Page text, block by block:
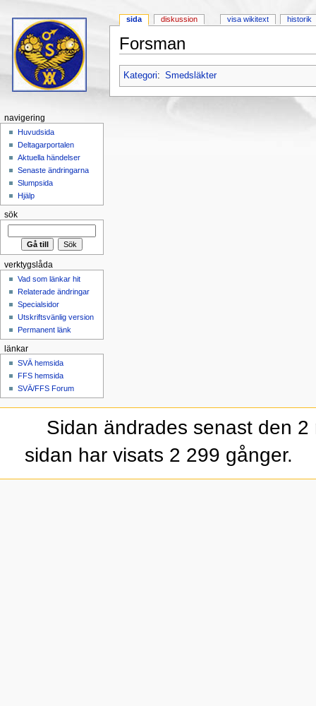
Forsman
Kategori: Smedsläkter
sida diskussion visa wikitext historik
navigering
Huvudsida
Deltagarportalen
Aktuella händelser
Senaste ändringarna
Slumpsida
Hjälp
sök
verktygslåda
Vad som länkar hit
Relaterade ändringar
Specialsidor
Utskriftsvänlig version
Permanent länk
länkar
SVÄ hemsida
FFS hemsida
SVÄ/FFS Forum
Sidan ändrades senast den
sidan har visats 2 299 gånger.